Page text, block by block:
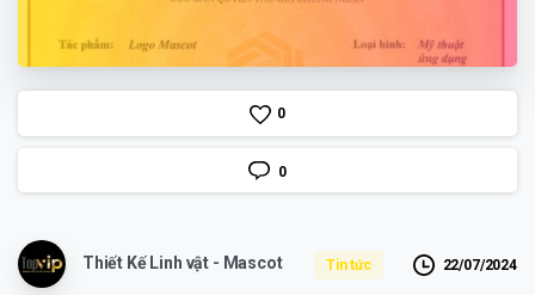
0
0
Thiết Kế Linh vật - Mascot Tin tức 22/07/2024